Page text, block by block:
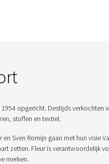
opgericht. Destijds verkochten
stoffen en textiel.
Sven Romijn gaan met hun visie
zetten. Fleur is verantwoordelijk
merken.